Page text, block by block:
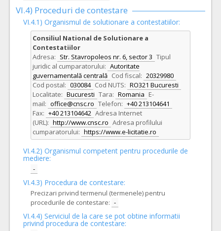
VI.4) Proceduri de contestare
VI.4.1) Organismul de solutionare a contestatiilor:
Consiliul National de Solutionare a
Contestatiilor
Adresa: Str. Stavropoleos nr. 6, sector 3 Tipul
juridic al cumparatorului: Autoritate
guvernamentală centrală Cod fiscal: 20329980
Cod postal: 030084 Cod NUTS: RO321 Bucuresti
Localitate: Bucuresti Tara: Romania E-
mail: office@cnsc.ro Telefon: +40 213104641
Fax: +40 213104642 Adresa Internet
(URL): http://www.cnsc.ro Adresa profilului
cumparatorului: https://www.e-licitatie.ro
VI.4.2) Organismul competent pentru procedurile de
mediere:
-
VI.4.3) Procedura de contestare:
Precizari privind termenul (termenele) pentru
procedurile de contestare: -
VI.4.4) Serviciul de la care se pot obtine informatii
privind procedura de contestare: